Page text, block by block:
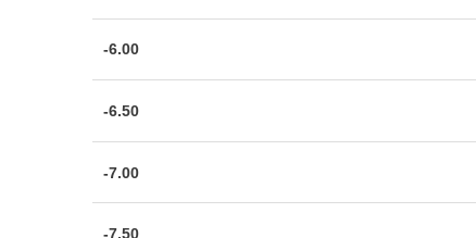
-6.00
-6.50
-7.00
-7.50